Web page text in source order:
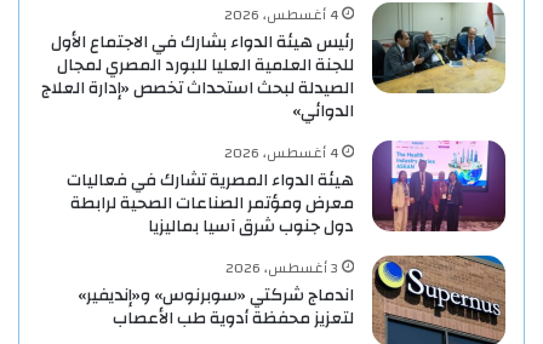
4 أغسطس، 2026
رئيس هيئة الدواء بشارك في الاجتماع الأول
للجنة العلمية العليا للبورد المصري لمجال
الصيدلة لبحث استحداث تخصص «إدارة العلاج
الدوائي»
4 أغسطس، 2026
هيئة الدواء المصرية تشارك في فعاليات
معرض ومؤتمر الصناعات الصحية لرابطة
دول جنوب شرق آسيا بماليزيا
3 أغسطس، 2026
اندماج شركتي «سوبرنوس» و«إنديفير»
لتعزيز محفظة أدوية طب الأعصاب